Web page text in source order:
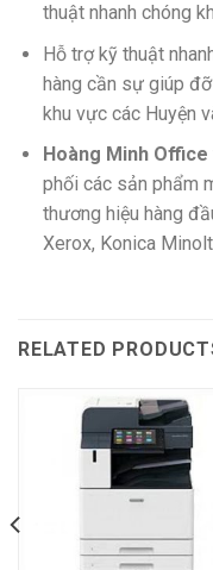
thuật nhanh chóng
Hỗ trợ kỹ thuật
hàng cần sự giúp
khu vực các Huyện
Hoàng Minh Office
phối các sản phẩm
thương hiệu hàng
Xerox, Konica
RELATED